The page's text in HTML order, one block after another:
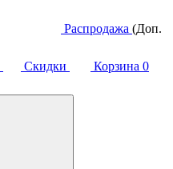
Распродажа (Доп.
Скидки Корзина 0